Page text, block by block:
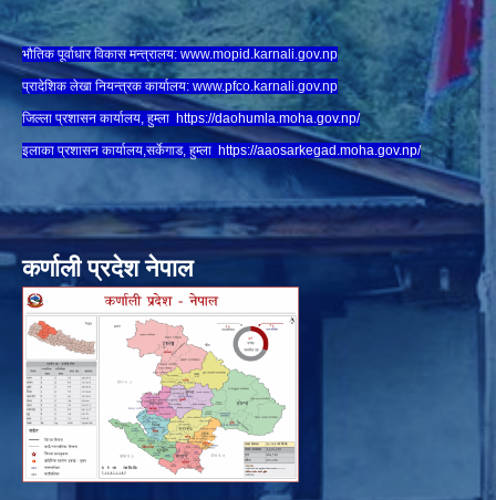
भौतिक पूर्वाधार विकास मन्त्रालय: www.mopid.karnali.gov.np
प्रादेशिक लेखा नियन्त्रक कार्यालय: www.pfco.karnali.gov.np
जिल्ला प्रशासन कार्यालय, हुम्ला https://daohumla.moha.gov.np/
इलाका प्रशासन कार्यालय,सर्केगाड, हुम्ला https://aaosarkegad.moha.gov.np/
कर्णाली प्रदेश नेपाल